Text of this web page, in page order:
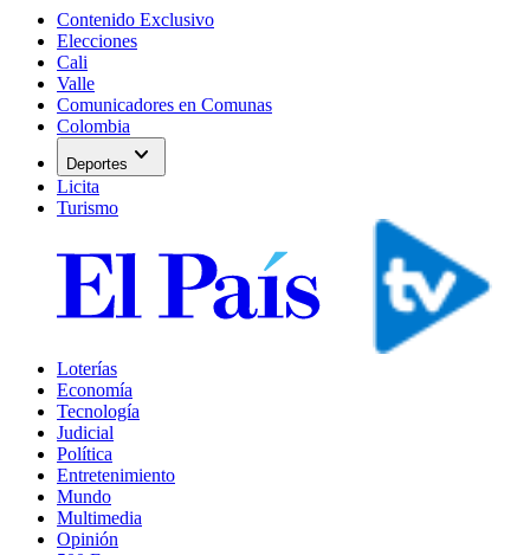
Contenido Exclusivo
Elecciones
Cali
Valle
Comunicadores en Comunas
Colombia
Deportes expand_more
Licita
Turismo
Loterías
Economía
Tecnología
Judicial
Política
Entretenimiento
Mundo
Multimedia
Opinión